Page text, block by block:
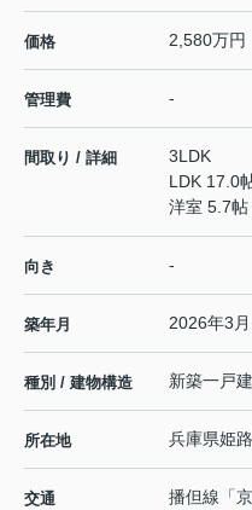
価格 2,580万円
管理費 -
間取り / 詳細
3LDK
LDK 17.0
洋室 5.7帖
向き -
築年月 2026年3
種別 / 建物構造 新築一戸
所在地 兵庫県姫
交通 播但線 「